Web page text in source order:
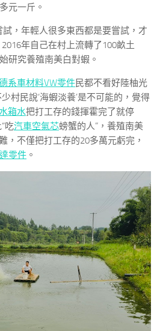
元一斤。
試，年輕人很多東西都是要嘗試，才
年自己在村上流轉了100畝土
研究養殖南美白對蝦。
系車材料VW零件民都不看好陸柚光
村民說‘海蝦淡養’是不可能的，覺得
箱水把打工存的錢揮霍完了就停
吃汽車空氣芯螃蟹的人”，養殖南美
，不僅把打工存的20多萬元虧完，
零件 。